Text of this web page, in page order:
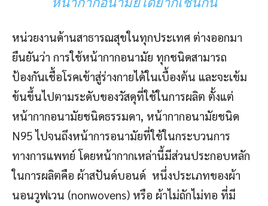
หน่วยงานด้านสาธารณสุขในทุกประเทศ ต่างออกมา
ยืนยันว่า การใช้หน้ากากอนามัย ทุกชนิดสามารถ
ป้องกันเชื้อโรคเข้าสู่ร่างกายได้ในเบื้องต้น และจะเข้ม
ข้นขึ้นไปตามระดับของวัสดุที่ใช้ในการผลิต ตั้งแต่
หน้ากากอนามัยชนิดธรรมดา, หน้ากากอนามัยชนิด
N95 ไปจนถึงหน้าการอนามัยที่ใช้ในกระบวนการ
ทางการแพทย์ โดยหน้ากากเหล่านี้มีส่วนประกอบหลัก
ในการผลิตคือ ผ้าสปันด์บอนด์ หนึ่งประเภทของผ้า
นอนวูฟเวน (nonwovens) หรือ ผ้าไม่ถักไม่ทอ ที่มี